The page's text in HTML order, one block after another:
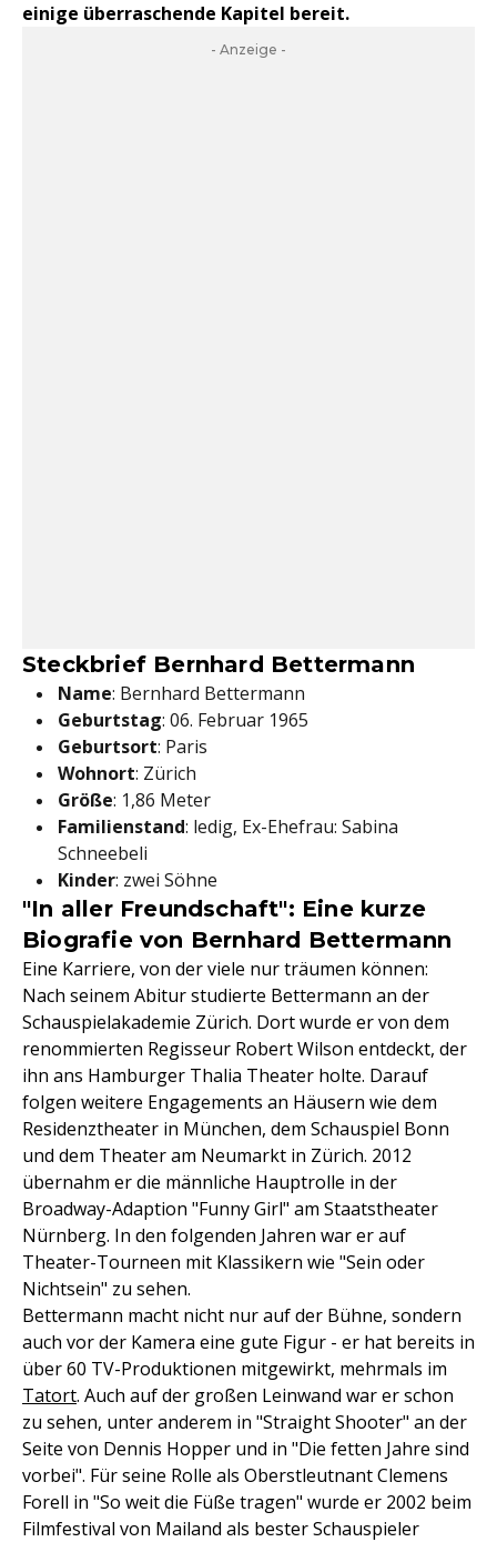
einige überraschende Kapitel bereit.
- Anzeige -
Steckbrief Bernhard Bettermann
Name: Bernhard Bettermann
Geburtstag: 06. Februar 1965
Geburtsort: Paris
Wohnort: Zürich
Größe: 1,86 Meter
Familienstand: ledig, Ex-Ehefrau: Sabina
Schneebeli
Kinder: zwei Söhne
"In aller Freundschaft": Eine kurze
Biografie von Bernhard Bettermann
Eine Karriere, von der viele nur träumen können:
Nach seinem Abitur studierte Bettermann an der
Schauspielakademie Zürich. Dort wurde er von dem
renommierten Regisseur Robert Wilson entdeckt, der
ihn ans Hamburger Thalia Theater holte. Darauf
folgen weitere Engagements an Häusern wie dem
Residenztheater in München, dem Schauspiel Bonn
und dem Theater am Neumarkt in Zürich. 2012
übernahm er die männliche Hauptrolle in der
Broadway-Adaption "Funny Girl" am Staatstheater
Nürnberg. In den folgenden Jahren war er auf
Theater-Tourneen mit Klassikern wie "Sein oder
Nichtsein" zu sehen.
Bettermann macht nicht nur auf der Bühne, sondern
auch vor der Kamera eine gute Figur - er hat bereits in
über 60 TV-Produktionen mitgewirkt, mehrmals im
Tatort. Auch auf der großen Leinwand war er schon
zu sehen, unter anderem in "Straight Shooter" an der
Seite von Dennis Hopper und in "Die fetten Jahre sind
vorbei". Für seine Rolle als Oberstleutnant Clemens
Forell in "So weit die Füße tragen" wurde er 2002 beim
Filmfestival von Mailand als bester Schauspieler